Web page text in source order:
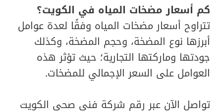
كم أسعار مضخات المياه في الكويت؟
تتراوح أسعار مضخات المياه وفقًا لعدة عوامل
أبرزها نوع المضخة، وحجم المضخة، وكذلك
جودتها وماركتها التجارية؛ حيث تؤثر هذه
العوامل على السعر الإجمالي للمضخات.
تواصل الآن عبر رقم شركة فني صحي الكويت